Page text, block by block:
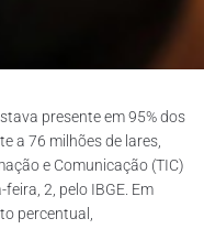
presente em 95% dos
a 76 milhões de lares,
e Comunicação (TIC)
2, pelo IBGE. Em
percentual,